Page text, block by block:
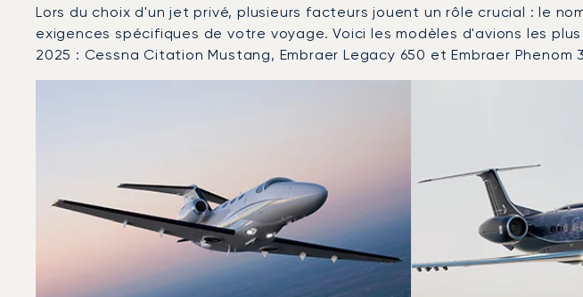
Lors du choix d'un jet privé, plusieurs facteurs jouent un rôle crucial : le
exigences spécifiques de votre voyage. Voici les modèles d'avions les
2025 : Cessna Citation Mustang, Embraer Legacy 650 et Embraer Phenom